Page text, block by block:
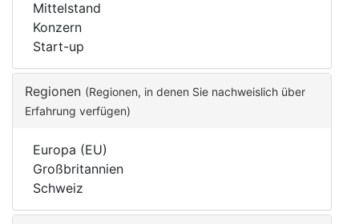
Mittelstand
Konzern
Start-up
Regionen (Regionen, in denen Sie nachweislich über
Erfahrung verfügen)
Europa (EU)
Großbritannien
Schweiz